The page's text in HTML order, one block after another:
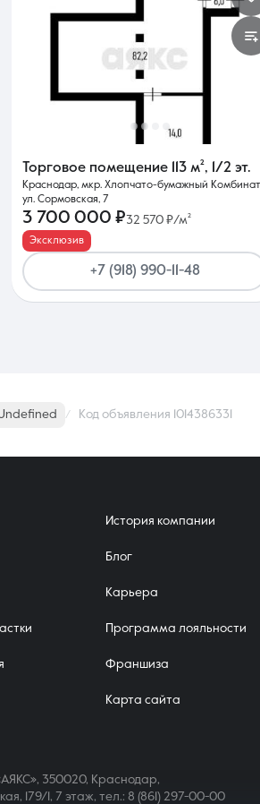
Торговое помещение 113 м², 1/2 эт.
Краснодар, мкр. Хлопчато-бумажный
ул. Сормовская, 7
3 700 000 ₽32 570 ₽/м²
Эксклюзив
+7 (918) 990-11-48
Код объявления 1014386331
История компании
Блог
Карьера
Программа лояльности
Франшиза
Карта сайта
350020, Краснодар,
179/1, 7 этаж,тел.: 8 (861) 297-00-00